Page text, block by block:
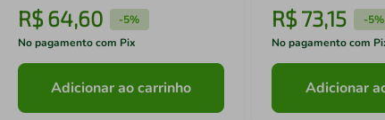
R$ 64,60 -5%
No pagamento com Pix
Adicionar ao carrinho
R$73,15 -5%
No pagamento com
Adicionar